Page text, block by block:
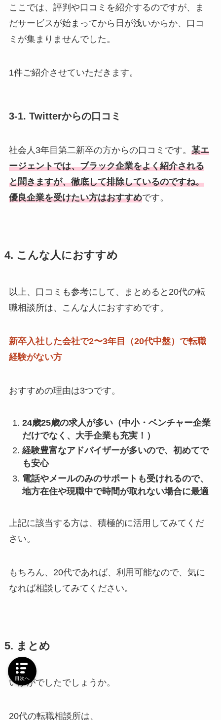
ここでは、評判や口コミを紹介するのですが、ま
だサービスが始まってから日が浅いからか、口コ
ミが集まりませんでした。
1件ご紹介させていただきます。
3-1. Twitterからの口コミ
社会人3年目第二新卒の方からの口コミです。 某エ
ージェントでは、ブラック企業をよく紹介される
と聞きますが、徹底して排除しているのですね。
優良企業を受けたい方はおすすめです。
4. こんな人におすすめ
以上、口コミも参考にして、まとめると20代の転
職相談所は、こんな人におすすめです。
新卒入社した会社で2〜3年目（20代中盤）で転職
経験がない方
おすすめの理由は3つです。
24歳25歳の求人が多い（中小・ベンチャー企業
だけでなく、大手企業も充実！）
経験豊富なアドバイザーが多いので、初めてで
も安心
電話やメールのみのサポートも受けれるので、
地方在住や現職中で時間が取れない場合に最適
上記に該当する方は、積極的に活用してみてくだ
さい。
もちろん、20代であれば、利用可能なので、気に
なれば相談してみてください。
5. まとめ
いかがでしたでしょうか。
20代の転職相談所は、
目次へ